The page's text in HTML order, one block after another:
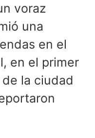
voraz
una
en el
en el primer
la ciudad